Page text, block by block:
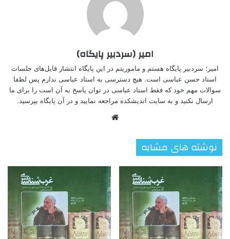
امیر (سردبیر پایگاه)
امیر؛ سردبیر پایگاه هستم و ماموریتم در این پایگاه انتشار فایل‌های جلسات
استاد حسن عباسی است. هیچ دسترسی به استاد عباسی ندارم پس لطفا
سوالات مهم خود که فقط استاد عباسی در توان پاسخ به آن است را برای ما
ارسال نکنید و به سایت اندیشکده مراجعه نمایید و در آن پایگاه بپرسید.
نوشته های مشابه